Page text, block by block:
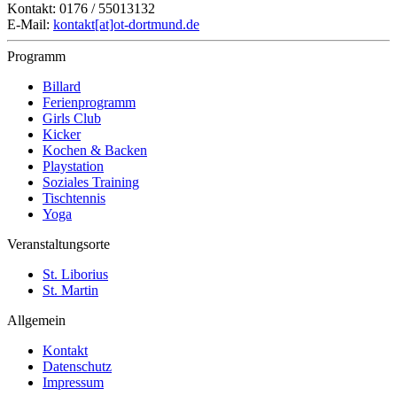
Kontakt: 0176 / 55013132
E-Mail: kontakt[at]ot-dortmund.de
Programm
Billard
Ferienprogramm
Girls Club
Kicker
Kochen & Backen
Playstation
Soziales Training
Tischtennis
Yoga
Veranstaltungsorte
St. Liborius
St. Martin
Allgemein
Kontakt
Datenschutz
Impressum